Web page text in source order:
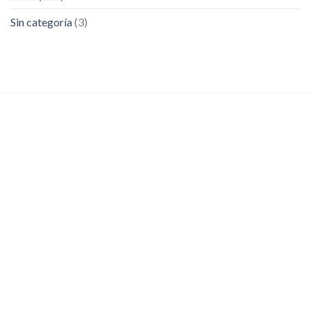
Sin categoría(3)